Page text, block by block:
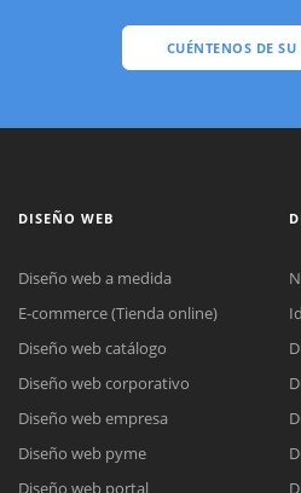
CUÉNTENOS DE SU
DISEÑO WEB
Diseño web a medida
E-commerce (Tienda online)
Diseño web catálogo
Diseño web corporativo
Diseño web empresa
Diseño web pyme
Diseño web portal